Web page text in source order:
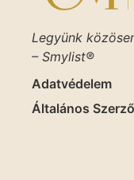
Legyünk
– Smylist®
Adatvédelem
Általános